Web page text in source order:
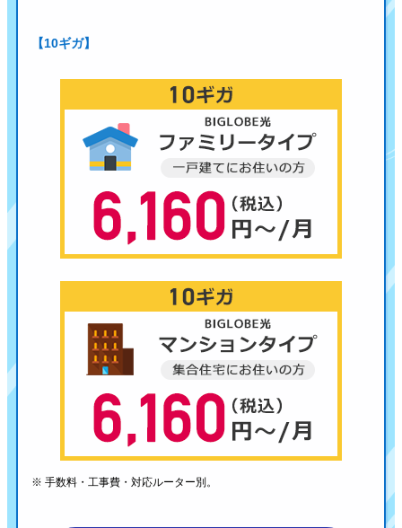
【10ギガ】
※ 手数料・工事費・対応ルーター別。